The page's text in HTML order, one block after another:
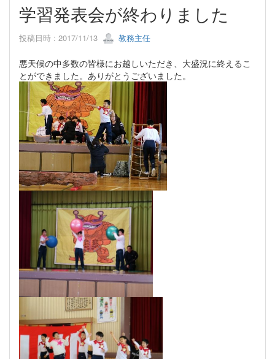
学習発表会が終わりました
投稿日時 : 2017/11/13 教務主任
悪天候の中多数の皆様にお越しいただき、大盛況に終えるこ
とができました。ありがとうございました。